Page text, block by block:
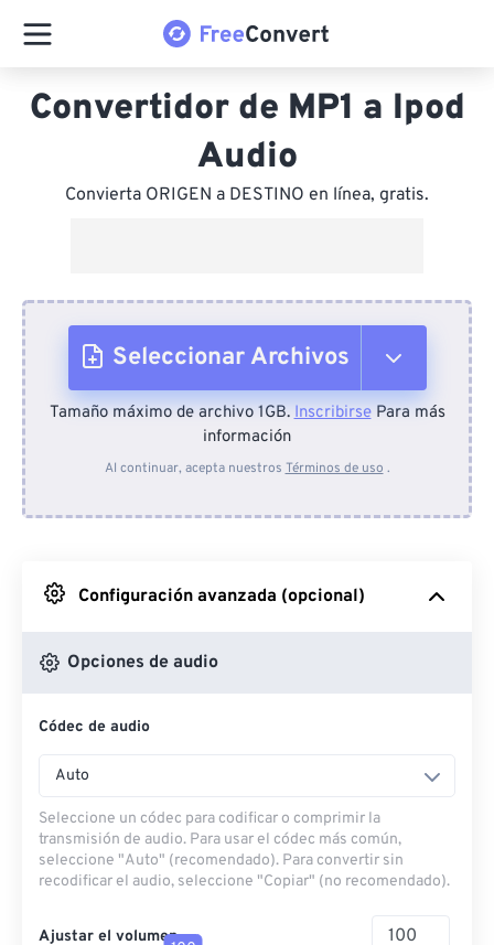
Convertidor de MP1 a Ipod
Audio
Convierta ORIGEN a DESTINO en línea, gratis.
Seleccionar Archivos
Desde el dispositivo
Desde Google Drive
Desde OneDrive
Desde URL
Tamaño máximo de archivo 1GB.InscribirsePara más
información
Al continuar, acepta nuestros Términos de uso .
Configuración avanzada (opcional)
Opciones de audio
Códec de audio
Auto
Seleccione un códec para codificar o comprimir la
transmisión de audio. Para usar el códec más común,
seleccione "Auto" (recomendado). Para convertir sin
recodificar el audio, seleccione "Copiar" (no recomendado).
Ajustar el volumen